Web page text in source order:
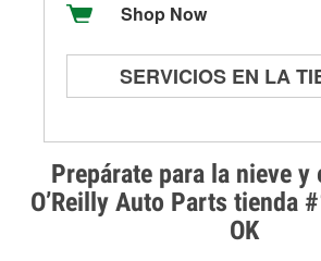
Prepárate para la nieve y
O’Reilly Auto Parts tienda
OK
Shop Now
SERVICIOS EN LA
Prueba de alternadores y
arrancadores
Revisión de la luz "Check